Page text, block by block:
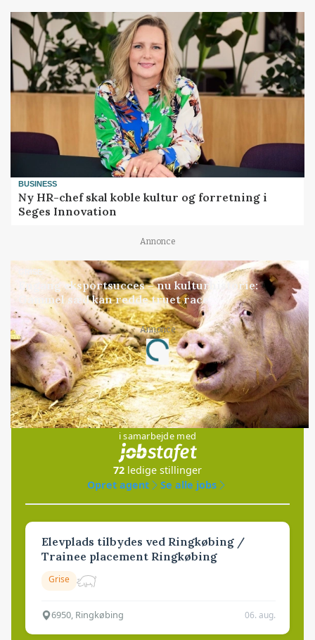
BUSINESS
Ny HR-chef skal koble kultur og forretning i
Seges Innovation
Annonce
GRISE
Engang eksportsucces – nu kulturhistorie:
Gammel sæd kan redde truet race
Annonce
Loading...
Jobs
i samarbejde med
72 ledige stillinger
Opret agent
Se alle jobs
Elevplads tilbydes ved Ringkøbing /
Trainee placement Ringkøbing
Grise
6950, Ringkøbing 06. aug.